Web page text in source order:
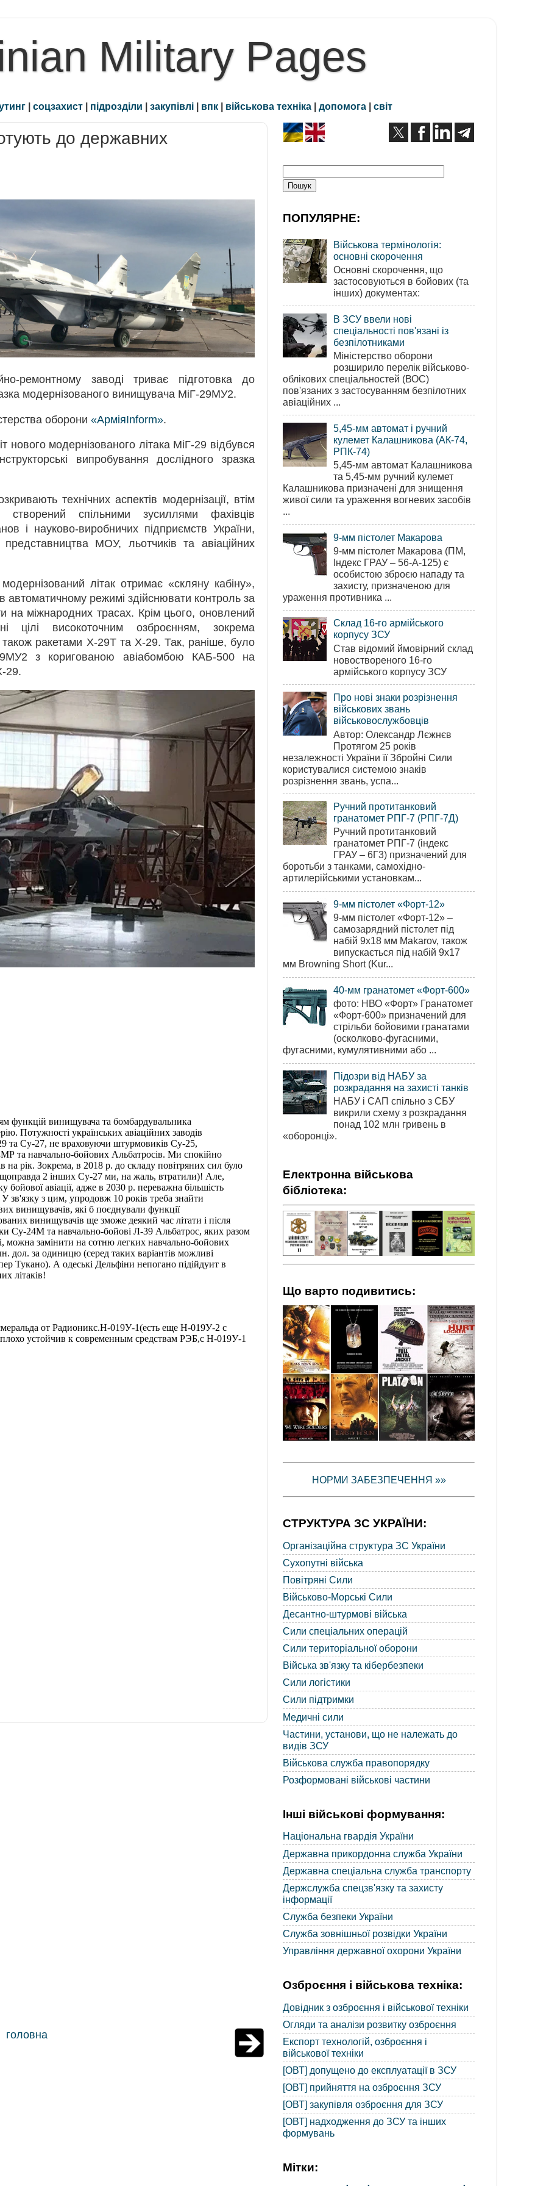
Military Pages
| соцзахист | підрозділи | закупівлі | впк | військова техніка | допомога | світ
до державних
ремонтному заводі триває підготовка до
модернізованого винищувача МіГ-29МУ2.
оборони «АрміяInform».
модернізованого літака МіГ-29 відбувся
випробування дослідного зразка
технічних аспектів модернізації, втім
спільними зусиллями фахівців
і науково-виробничих підприємств України,
представництва МОУ, льотчиків та авіаційних
літак отримає «скляну кабіну»,
автоматичному режимі здійснювати контроль за
на міжнародних трасах. Крім цього, оновлений
цілі високоточним озброєнням, зокрема
ракетами Х-29Т та Х-29. Так, раніше, було
з коригованою авіабомбою КАБ-500 на
29.
головна
ПОПУЛЯРНЕ:
Військова термінологія:
основні скорочення
Основні скорочення, що
застосовуються в бойових (та
інших) документах:
В ЗСУ ввели нові
спеціальності пов'язані із
безпілотниками
Міністерство оборони
розширило перелік військово-
облікових спеціальностей (ВОС)
пов'язаних з застосуванням безпілотних
авіаційних ...
5,45-мм автомат і ручний
кулемет Калашникова (АК-74,
РПК-74)
5,45-мм автомат Калашникова
та 5,45-мм ручний кулемет
Калашникова призначені для знищення
живої сили та ураження вогневих засобів
...
9-мм пістолет Макарова
9-мм пістолет Макарова (ПМ,
Індекс ГРАУ – 56-А-125) є
особистою зброєю нападу та
захисту, призначеною для
ураження противника ...
Склад 16-го армійського
корпусу ЗСУ
Став відомий ймовірний склад
новоствореного 16-го
армійського корпусу ЗСУ
Про нові знаки розрізнення
військових звань
військовослужбовців
Автор: Олександр Лєжнєв
Протягом 25 років
незалежності України її Збройні Сили
користувалися системою знаків
розрізнення звань, успа...
Ручний протитанковий
гранатомет РПГ-7 (РПГ-7Д)
Ручний протитанковий
гранатомет РПГ-7 (індекс
ГРАУ – 6Г3) призначений для
боротьби з танками, самохідно-
артилерійськими установкам...
9-мм пістолет «Форт-12»
9-мм пістолет «Форт-12» –
самозарядний пістолет під
набій 9х18 мм Makarov, також
випускається під набій 9х17
мм Browning Short (Kur...
40-мм гранатомет «Форт-600»
фото: НВО «Форт» Гранатомет
«Форт-600» призначений для
стрільби бойовими гранатами
(осколково-фугасними,
фугасними, кумулятивними або ...
Підозри від НАБУ за
розкрадання на захисті танків
НАБУ і САП спільно з СБУ
викрили схему з розкрадання
понад 102 млн гривень в
«оборонці».
Електронна військова
бібліотека:
Що варто подивитись:
НОРМИ ЗАБЕЗПЕЧЕННЯ »»
СТРУКТУРА ЗС УКРАЇНИ:
Організаційна структура ЗС України
Сухопутні війська
Повітряні Сили
Військово-Морські Сили
Десантно-штурмові війська
Сили спеціальних операцій
Сили територіальної оборони
Війська зв'язку та кібербезпеки
Сили логістики
Сили підтримки
Медичні сили
Частини, установи, що не належать до
видів ЗСУ
Військова служба правопорядку
Розформовані військові частини
Інші військові формування:
Національна гвардія України
Державна прикордонна служба України
Державна спеціальна служба транспорту
Держслужба спецзв'язку та захисту
інформації
Служба безпеки України
Служба зовнішньої розвідки України
Управління державної охорони України
Озброєння і військова техніка:
Довідник з озброєння і військової техніки
Огляди та аналізи розвитку озброєння
Експорт технологій, озброєння і
військової техніки
[ОВТ] допущено до експлуатації в ЗСУ
[ОВТ] прийняття на озброєння ЗСУ
[ОВТ] закупівля озброєння для ЗСУ
[ОВТ] надходження до ЗСУ та інших
формувань
Мітки: